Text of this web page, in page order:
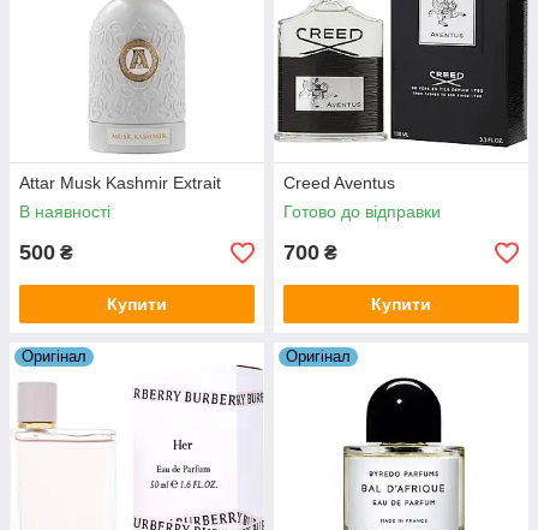
Attar Musk Kashmir Extrait
В наявності
500 ₴
Купити
Creed Aventus
Готово до відправки
700 ₴
Купити
Оригiнал Оригiнал